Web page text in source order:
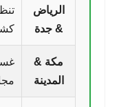
الرياض
& جدة
كشف
مكة &
المدينة